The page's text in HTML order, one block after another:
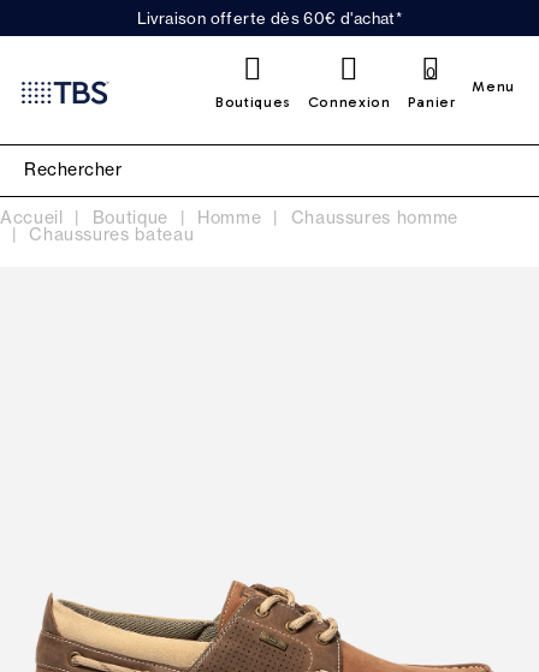
Livraison offerte dès 60€ d'achat*
Boutiques Connexion Panier
0
Menu
Accueil Boutique Homme Chaussures homme
Chaussures bateau